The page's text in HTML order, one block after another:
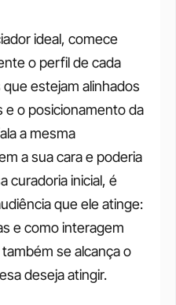
ideal, comece
o perfil de cada
estejam alinhados
e o posicionamento da
a mesma
a sua cara e poderia
curadoria inicial, é
que ele atinge:
e como interagem
se alcança o
deseja atingir.